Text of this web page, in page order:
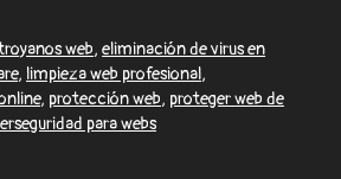
web,eliminación de virus en
, limpieza web profesional,
, protección web, proteger web de
para webs